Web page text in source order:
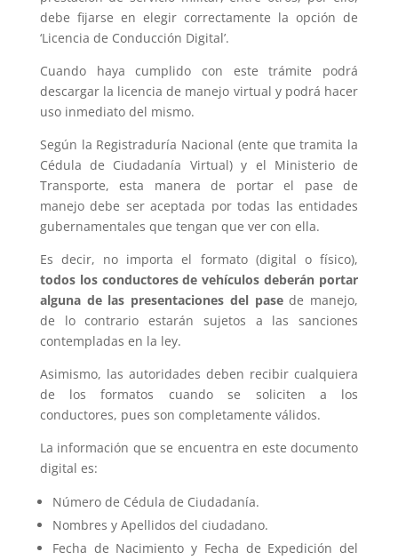
debe fijarse en elegir correctamente la opción de
‘Licencia de Conducción Digital’.
Cuando haya cumplido con este trámite podrá
descargar la licencia de manejo virtual y podrá hacer
uso inmediato del mismo.
Según la Registraduría Nacional (ente que tramita la
Cédula de Ciudadanía Virtual) y el Ministerio de
Transporte, esta manera de portar el pase de
manejo debe ser aceptada por todas las entidades
gubernamentales que tengan que ver con ella.
Es decir, no importa el formato (digital o físico),
todos los conductores de vehículos deberán portar
alguna de las presentaciones del pasede manejo,
de lo contrario estarán sujetos a las sanciones
contempladas en la ley.
Asimismo, las autoridades deben recibir cualquiera
de los formatos cuando se soliciten a los
conductores, pues son completamente válidos.
La información que se encuentra en este documento
digital es:
Número de Cédula de Ciudadanía.
Nombres y Apellidos del ciudadano.
Fecha de Nacimiento y Fecha de Expedición del